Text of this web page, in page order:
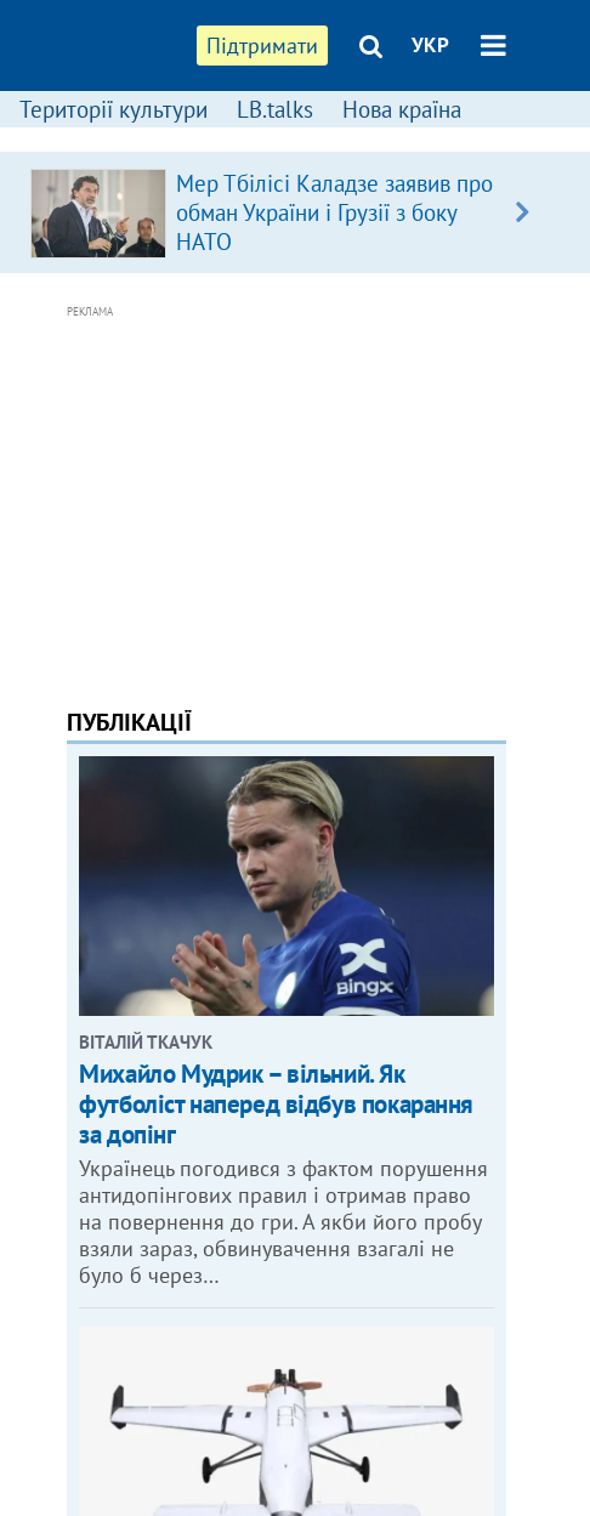
Підтримати УКР
Території культури LB.talks Нова країна
Мер Тбілісі Каладзе заявив про
обман України і Грузії з боку
НАТО
РЕКЛАМА
ПУБЛІКАЦІЇ
ВІТАЛІЙ ТКАЧУК
Михайло Мудрик – вільний. Як
футболіст наперед відбув покарання
за допінг
Українець погодився з фактом порушення
антидопінгових правил і отримав право
на повернення до гри. А якби його пробу
взяли зараз, обвинувачення взагалі не
було б через…